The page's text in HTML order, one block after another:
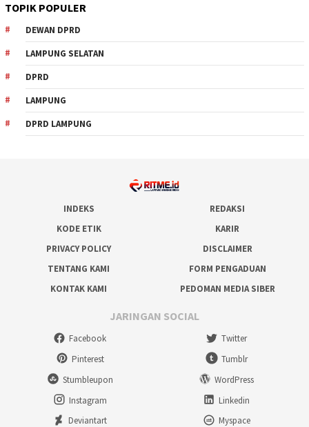
TOPIK POPULER
DEWAN DPRD
LAMPUNG SELATAN
DPRD
LAMPUNG
DPRD LAMPUNG
INDEKS
REDAKSI
KODE ETIK
KARIR
PRIVACY POLICY
DISCLAIMER
TENTANG KAMI
FORM PENGADUAN
KONTAK KAMI
PEDOMAN MEDIA SIBER
JARINGAN SOCIAL
Facebook
Twitter
Pinterest
Tumblr
Stumbleupon
WordPress
Instagram
Linkedin
Deviantart
Myspace